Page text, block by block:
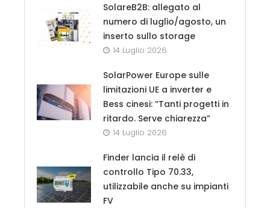
SolareB2B: allegato al
numero di luglio/agosto, un
inserto sullo storage
14 Luglio 2026
SolarPower Europe sulle
limitazioni UE a inverter e
Bess cinesi: “Tanti progetti in
ritardo. Serve chiarezza”
14 Luglio 2026
Finder lancia il relè di
controllo Tipo 70.33,
utilizzabile anche su impianti
FV